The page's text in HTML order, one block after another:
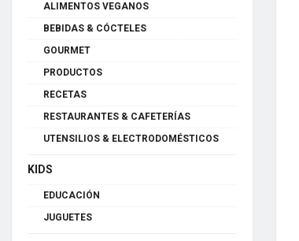
ALIMENTOS VEGANOS
BEBIDAS & CÓCTELES
GOURMET
PRODUCTOS
RECETAS
RESTAURANTES & CAFETERÍAS
UTENSILIOS & ELECTRODOMÉSTICOS
KIDS
EDUCACIÓN
JUGUETES